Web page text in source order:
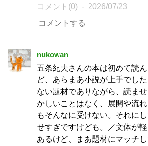
コメント(0) 2026/07/23
nukowan
五条紀夫さんの本は初めて読
ど、あらまあ小説が上手でし
ない題材でありながら、読ま
かしいことはなく、展開や流
もそんなに受けない。それに
せすぎですけども。／文体が
あるけど、まあ題材にマッチ